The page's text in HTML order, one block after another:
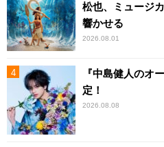
松也、ミュージ
響かせる
2026.08.01
『中島健人のオ
定！
2026.08.08